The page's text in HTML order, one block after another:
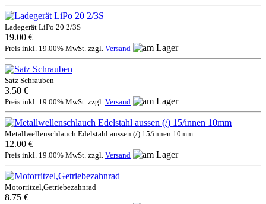
Ladegerät LiPo 20 2/3S
19.00 €
Preis inkl. 19.00% MwSt. zzgl. Versand
Satz Schrauben
3.50 €
Preis inkl. 19.00% MwSt. zzgl. Versand
Metallwellenschlauch Edelstahl aussen (/) 15/innen 10mm
12.00 €
Preis inkl. 19.00% MwSt. zzgl. Versand
Motorritzel,Getriebezahnrad
8.75 €